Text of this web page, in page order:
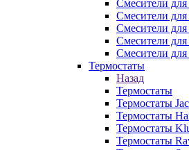
Смесители
Смесители
Смесители для
Смесители для
Смесители для
Термостаты
Назад
Термостаты
Термостаты
Термостаты
Термостаты
Термостаты